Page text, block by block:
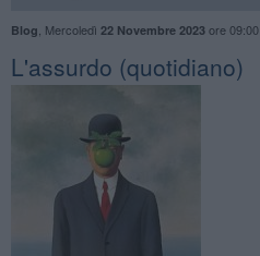
Blog Mercoledì 22 Novembre 2023ore 09:00
L'assurdo (quotidiano)